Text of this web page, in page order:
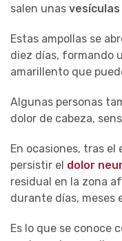
salen unas vesículas
Estas ampollas se
diez días, formando
amarillento que
Algunas personas
dolor de cabeza,
En ocasiones, tras el
persistir el dolor
residual en la zona
durante días, meses
Es lo que se conoce